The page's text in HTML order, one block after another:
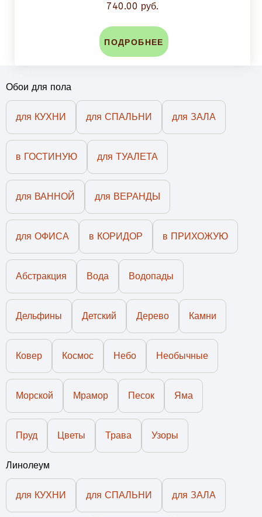
740.00 руб.
ПОДРОБНЕЕ
Обои для пола
для КУХНИ для СПАЛЬНИ для ЗАЛА
в ГОСТИНУЮ для ТУАЛЕТА
для ВАННОЙ для ВЕРАНДЫ
для ОФИСА в КОРИДОР в ПРИХОЖУЮ
Абстракция Вода Водопады
Дельфины Детский Дерево Камни
Ковер Космос Небо Необычные
Морской Мрамор Песок Яма
Пруд Цветы Трава Узоры
Линолеум
для КУХНИ для СПАЛЬНИ для ЗАЛА